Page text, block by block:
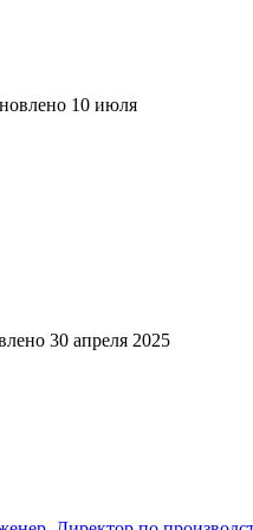
10 июля
30 апреля 2025